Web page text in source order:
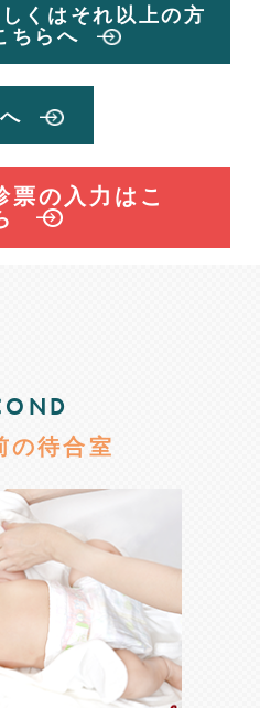
くはそれ以上の方
ちらへ
票の入力はこ
の待合室